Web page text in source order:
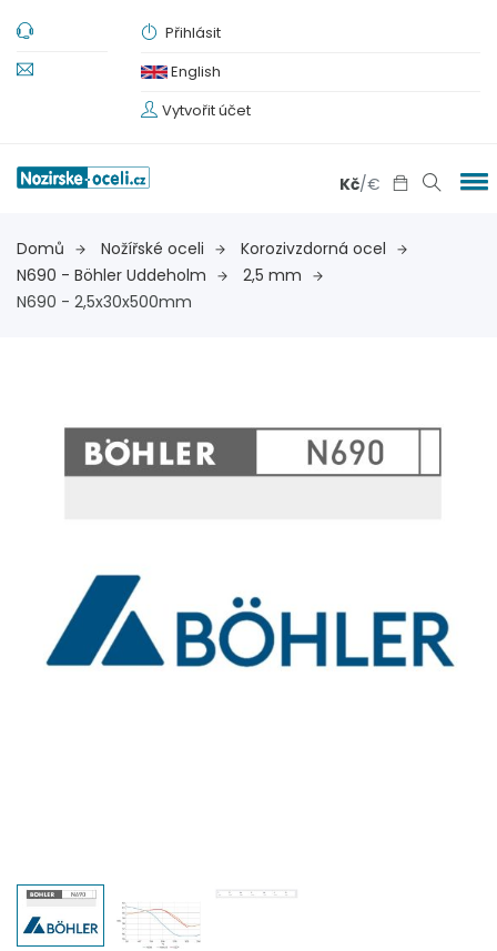
Přihlásit
English
Vytvořit účet
Kč/€
Domů Nožířské oceli
Korozivzdorná ocel
N690 - Böhler Uddeholm
2,5 mm
N690 - 2,5x30x500mm